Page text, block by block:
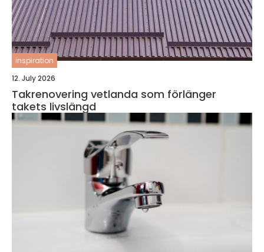
inspiration
12. July 2026
Takrenovering vetlanda som förlänger
takets livslängd